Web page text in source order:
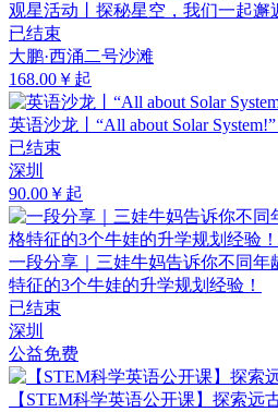
观星活动丨探秘星空，我们一起邂
已结束
大鹏·西涌二号沙滩
168.00￥起
英语沙龙丨“All about Solar
已结束
深圳
90.00￥起
一段分享｜三娃牛妈告诉你不同年
特征的3个牛娃的升学规划经验！
已结束
深圳
公益免费
【STEM科学英语公开课】探索远